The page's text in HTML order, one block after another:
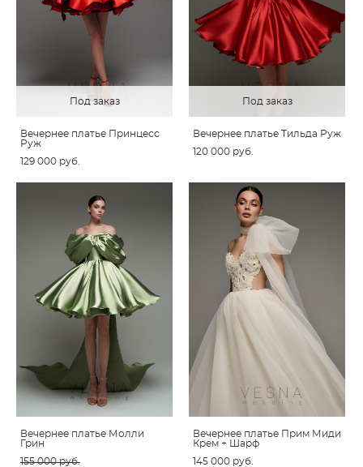
Под заказ
Вечернее платье Принцесс
Руж
129 000 pуб.
Под заказ
Вечернее платье Тильда Руж
120 000 pуб.
Вечернее платье Молли
Грин
155 000 pуб.
Вечернее платье Прим Миди
Крем + Шарф
145 000 pуб.